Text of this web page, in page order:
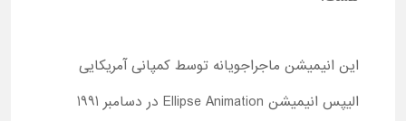
این انیمیشن ماجراجویانه توسط کمپانی آمریکایی
الیپس انیمیشن Ellipse Animation
در دسامبر 1991